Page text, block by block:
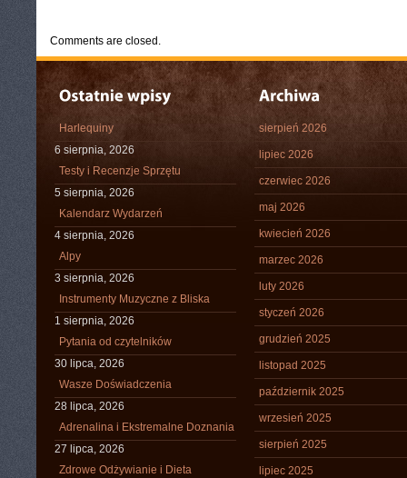
Comments are closed.
Harlequiny
6 sierpnia, 2026
Testy i Recenzje Sprzętu
5 sierpnia, 2026
Kalendarz Wydarzeń
4 sierpnia, 2026
Alpy
3 sierpnia, 2026
Instrumenty Muzyczne z Bliska
1 sierpnia, 2026
Pytania od czytelników
30 lipca, 2026
Wasze Doświadczenia
28 lipca, 2026
Adrenalina i Ekstremalne Doznania
27 lipca, 2026
Zdrowe Odżywianie i Dieta
sierpień 2026
lipiec 2026
czerwiec 2026
maj 2026
kwiecień 2026
marzec 2026
luty 2026
styczeń 2026
grudzień 2025
listopad 2025
październik 2025
wrzesień 2025
sierpień 2025
lipiec 2025